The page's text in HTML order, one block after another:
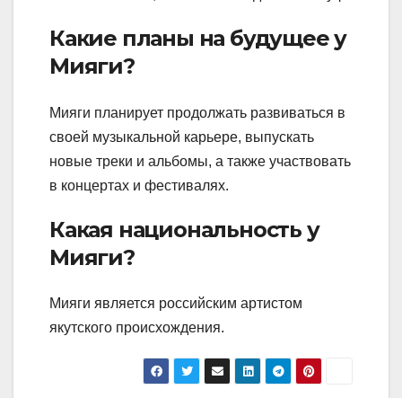
Какие планы на будущее у
Мияги?
Мияги планирует продолжать развиваться в
своей музыкальной карьере, выпускать
новые треки и альбомы, а также участвовать
в концертах и фестивалях.
Какая национальность у
Мияги?
Мияги является российским артистом
якутского происхождения.